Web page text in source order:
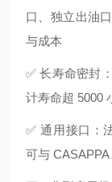
口、独立出油
与成本
✅ 长寿命密封
计寿命超 5000
✅ 通用接口：
可与